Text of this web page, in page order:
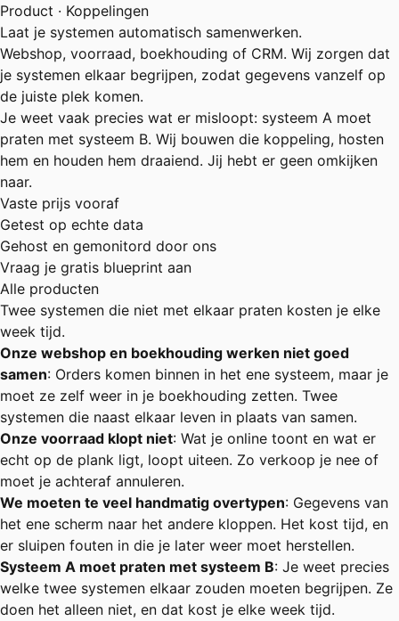
Product · Koppelingen
Laat je systemen automatisch samenwerken.
Webshop, voorraad, boekhouding of CRM. Wij zorgen dat
je systemen elkaar begrijpen, zodat gegevens vanzelf op
de juiste plek komen.
Je weet vaak precies wat er misloopt: systeem A moet
praten met systeem B. Wij bouwen die koppeling, hosten
hem en houden hem draaiend. Jij hebt er geen omkijken
naar.
Vaste prijs vooraf
Getest op echte data
Gehost en gemonitord door ons
Vraag je gratis blueprint aan
Alle producten
Twee systemen die niet met elkaar praten kosten je elke
week tijd.
Onze webshop en boekhouding werken niet goed
samen: Orders komen binnen in het ene systeem, maar je
moet ze zelf weer in je boekhouding zetten. Twee
systemen die naast elkaar leven in plaats van samen.
Onze voorraad klopt niet: Wat je online toont en wat er
echt op de plank ligt, loopt uiteen. Zo verkoop je nee of
moet je achteraf annuleren.
We moeten te veel handmatig overtypen: Gegevens van
het ene scherm naar het andere kloppen. Het kost tijd, en
er sluipen fouten in die je later weer moet herstellen.
Systeem A moet praten met systeem B: Je weet precies
welke twee systemen elkaar zouden moeten begrijpen. Ze
doen het alleen niet, en dat kost je elke week tijd.